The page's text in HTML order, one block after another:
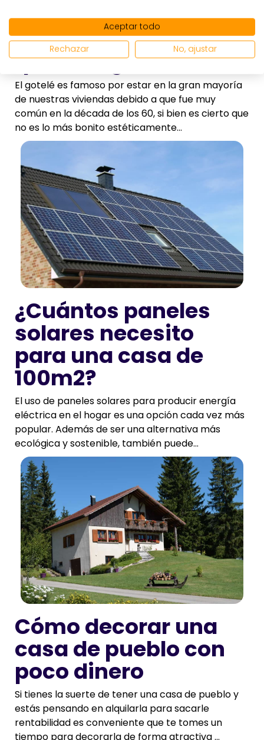
¿Cuánto cuesta
quitar el gotelé?
El gotelé es famoso por estar en la gran mayoría
de nuestras viviendas debido a que fue muy
común en la década de los 60, si bien es cierto que
no es lo más bonito estéticamente...
¿Cuántos paneles
solares necesito
para una casa de
100m2?
El uso de paneles solares para producir energía
eléctrica en el hogar es una opción cada vez más
popular. Además de ser una alternativa más
ecológica y sostenible, también puede...
Cómo decorar una
casa de pueblo con
poco dinero
Si tienes la suerte de tener una casa de pueblo y
estás pensando en alquilarla para sacarle
rentabilidad es conveniente que te tomes un
tiempo para decorarla de forma atractiva ...
Aceptar todo
Rechazar
No, ajustar